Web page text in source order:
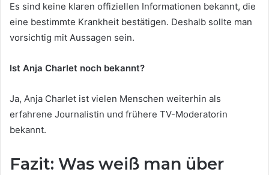
Es sind keine klaren offiziellen Informationen bekannt, die
eine bestimmte Krankheit bestätigen. Deshalb sollte man
vorsichtig mit Aussagen sein.
Ist Anja Charlet noch bekannt?
Ja, Anja Charlet ist vielen Menschen weiterhin als
erfahrene Journalistin und frühere TV-Moderatorin
bekannt.
Fazit: Was weiß man über